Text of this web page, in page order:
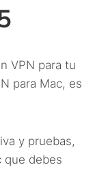
VPN para tu
para Mac, es
y pruebas,
que debes